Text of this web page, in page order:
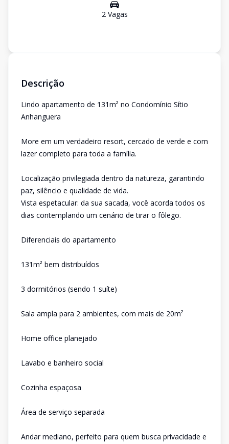
2Vagas
Descrição
Lindo apartamento de 131m² no Condomínio Sítio
Anhanguera
More em um verdadeiro resort, cercado de verde e com
lazer completo para toda a família.
Localização privilegiada dentro da natureza, garantindo
paz, silêncio e qualidade de vida.
Vista espetacular: da sua sacada, você acorda todos os
dias contemplando um cenário de tirar o fôlego.
Diferenciais do apartamento
131m² bem distribuídos
3 dormitórios (sendo 1 suíte)
Sala ampla para 2 ambientes, com mais de 20m²
Home office planejado
Lavabo e banheiro social
Cozinha espaçosa
Área de serviço separada
Andar mediano, perfeito para quem busca privacidade e